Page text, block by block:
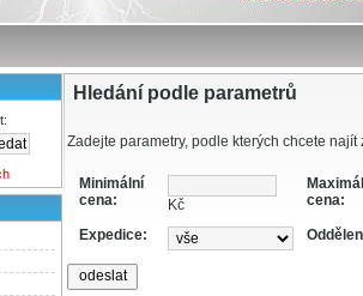
Hledání podle parametrů
Zadejte parametry, podle kterých chcete najít
Minimální
cena:
Kč
cena:
Expedice: